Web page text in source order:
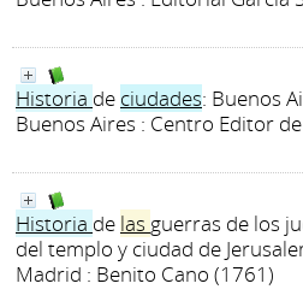
Historia de ciudades: Buenos
Buenos Aires : Centro Editor
Historia de las guerras de los
del templo y ciudad de
Madrid : Benito Cano (1761)